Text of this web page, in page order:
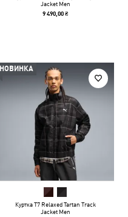
Jacket Men
9 490,00 ₴
НОВИНКА
Куртка T7 Relaxed Tartan Track
Jacket Men